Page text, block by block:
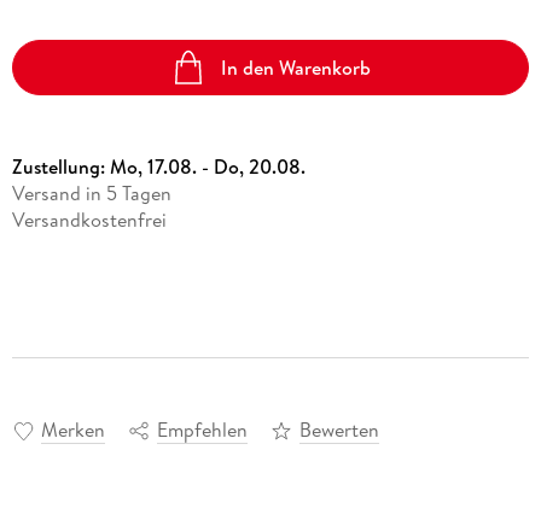
In den Warenkorb
Zustellung:Mo, 17.08. - Do, 20.08.
Versand in 5 Tagen
Versandkostenfrei
Merken Empfehlen Bewerten